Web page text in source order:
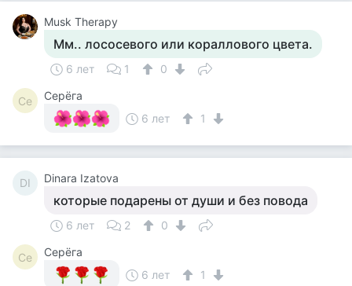
Musk Therapy
Мм.. лососевого или кораллового цвета.
6 лет 1 0
Се
Серёга
6 лет
1
DI Dinara Izatova
которые подарены от души и без повода
6 лет 2 0
Се
Серёга
6 лет
1